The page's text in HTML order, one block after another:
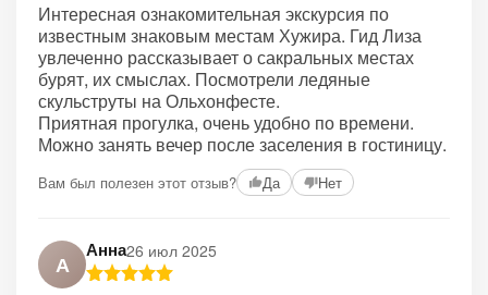
Интересная ознакомительная экскурсия по
известным знаковым местам Хужира. Гид Лиза
увлеченно рассказывает о сакральных местах
бурят, их смыслах. Посмотрели ледяные
скульструты на Ольхонфесте.
Приятная прогулка, очень удобно по времени.
Можно занять вечер после заселения в гостиницу.
Вам был полезен этот отзыв? Да Нет
А
Анна26 июл 2025